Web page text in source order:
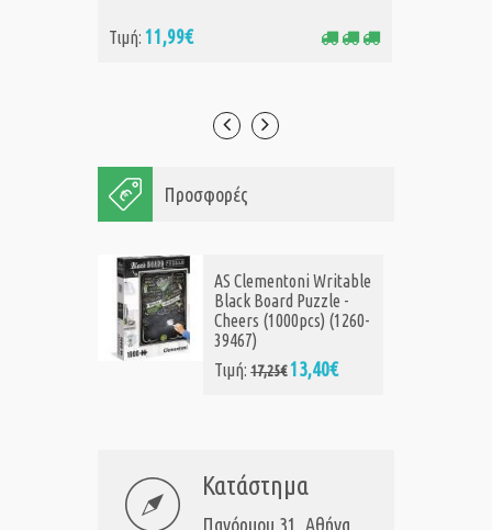
Τιμή: 11,99€
Προσφορές
AS Clementoni Writable
Black Board Puzzle -
Cheers (1000pcs) (1260-
39467)
Τιμή:17,25€ 13,40€
Κατάστημα
Πανόρμου 31, Αθήνα